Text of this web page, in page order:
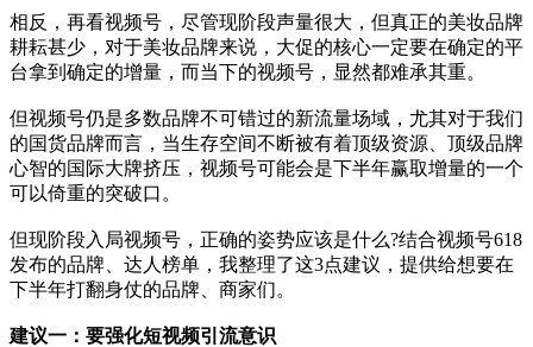
相反，再看视频号，尽管现阶段声量很大，但真正的美妆品牌
耕耘甚少，对于美妆品牌来说，大促的核心一定要在确定的平
台拿到确定的增量，而当下的视频号，显然都难承其重。
但视频号仍是多数品牌不可错过的新流量场域，尤其对于我们
的国货品牌而言，当生存空间不断被有着顶级资源、顶级品牌
心智的国际大牌挤压，视频号可能会是下半年赢取增量的一个
可以倚重的突破口。
但现阶段入局视频号，正确的姿势应该是什么?结合视频号618
发布的品牌、达人榜单，我整理了这3点建议，提供给想要在
下半年打翻身仗的品牌、商家们。
建议一：要强化短视频引流意识